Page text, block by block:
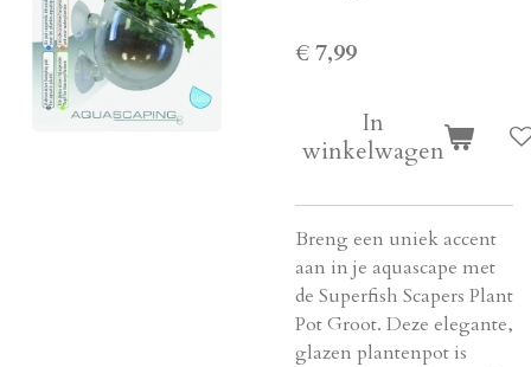
€ 7,99
In
winkelwagen
Breng een uniek accent
aan in je aquascape met
de Superfish Scapers Plant
Pot Groot. Deze elegante,
glazen plantenpot is